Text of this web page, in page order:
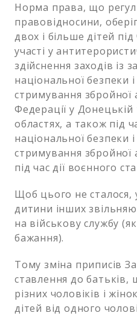
Норма права, що
правовідносини,
двох і більше дітей
участі у
здійснення заходів із
національної безпеки і
стримування збройної
Федерації у Донецькій
областях, а також під
національної безпеки і
стримування збройної
під час дії воєнного
Щоб цього не сталося,
дитини інших
на військову службу
бажання).
Тому зміна приписів
ставлення до батьків,
різних чоловіків і
дітей від одного